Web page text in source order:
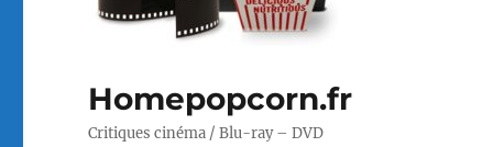
Homepopcorn.fr
Critiques cinéma / Blu-ray – DVD